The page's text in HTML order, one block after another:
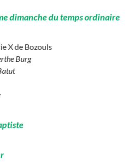
dimanche du temps ordinaire
X de Bozouls
Burg